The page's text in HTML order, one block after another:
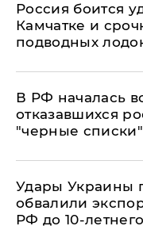
Россия боится
Камчатке и
подводных
​В РФ началась
отказавшихся
"черные списки"
Удары Украины
обвалили
РФ до 10-